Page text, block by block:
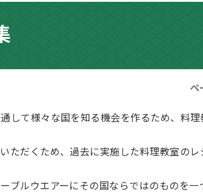
ペ
して様々な国を知る機会を作るため、 料
ただくため、過去に実施した料理教室の
ブルウエアーにその国ならではのものを一